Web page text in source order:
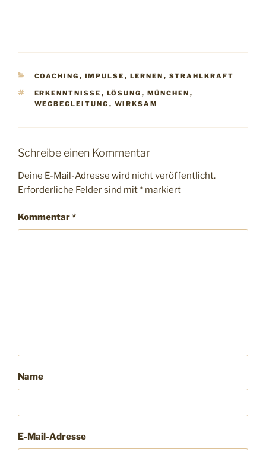
KATEGORIEN
COACHING , IMPULSE , LERNEN , STRAHLKRAFT
SCHLAGWÖRTER
ERKENNTNISSE , LÖSUNG , MÜNCHEN ,
WEGBEGLEITUNG , WIRKSAM
Schreibe einen Kommentar
Deine E-Mail-Adresse wird nicht veröffentlicht.
Erforderliche Felder sind mit* markiert
Kommentar*
Name
E-Mail-Adresse